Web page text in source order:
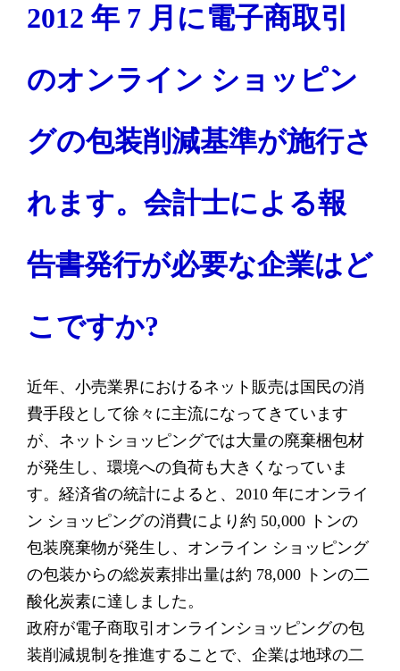
2012 年 7 月に電子商取引
のオンライン ショッピン
グの包装削減基準が施行さ
れます。会計士による報
告書発行が必要な企業はど
こですか?
近年、小売業界におけるネット販売は国民の消
費手段として徐々に主流になってきています
が、ネットショッピングでは大量の廃棄梱包材
が発生し、環境への負荷も大きくなっていま
す。経済省の統計によると、2010 年にオンライ
ン ショッピングの消費により約 50,000 トンの
包装廃棄物が発生し、オンライン ショッピング
の包装からの総炭素排出量は約 78,000 トンの二
酸化炭素に達しました。
政府が電子商取引オンラインショッピングの包
装削減規制を推進することで、企業は地球の二